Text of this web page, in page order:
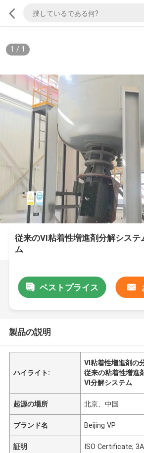
1 / 1
従来のVI粘着性増進剤分解システ
ム
ベストプライス
製品の説明
ハイライト:
VI粘着性増進剤の
従来の粘着性増進
VI分解システム
起源の場所 北京、中国
ブランド名 Beijing VP
証明 ISO Certificate;